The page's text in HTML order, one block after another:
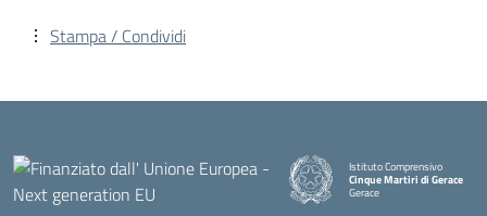
Stampa / Condividi
Istituto Comprensivo
Cinque Martiri di Gerace
Gerace